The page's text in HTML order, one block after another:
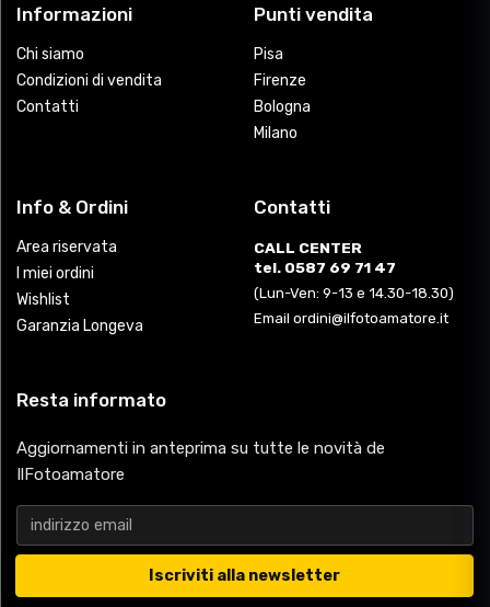
Informazioni
Chi siamo
Condizioni di vendita
Contatti
Punti vendita
Pisa
Firenze
Bologna
Milano
Info & Ordini
Area riservata
I miei ordini
Wishlist
Garanzia Longeva
Contatti
CALL CENTER
tel. 0587 69 71 47
(Lun-Ven: 9-13 e 14.30-18.30)
Email ordini@ilfotoamatore.it
Resta informato
Aggiornamenti in anteprima su tutte le novità de
IlFotoamatore
Iscriviti alla newsletter